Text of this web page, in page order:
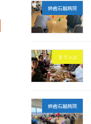
姉歯石越病院
すてっぷ
姉歯石越病院